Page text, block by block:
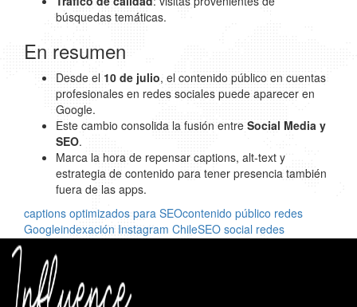
búsquedas temáticas.
En resumen
Desde el 10 de julio, el contenido público en cuentas
profesionales en redes sociales puede aparecer en
Google.
Este cambio consolida la fusión entre Social Media y
SEO.
Marca la hora de repensar captions, alt-text y
estrategia de contenido para tener presencia también
fuera de las apps.
captions optimizados para SEOcontenido público redes
Googleindexación Instagram ChileSEO social redes